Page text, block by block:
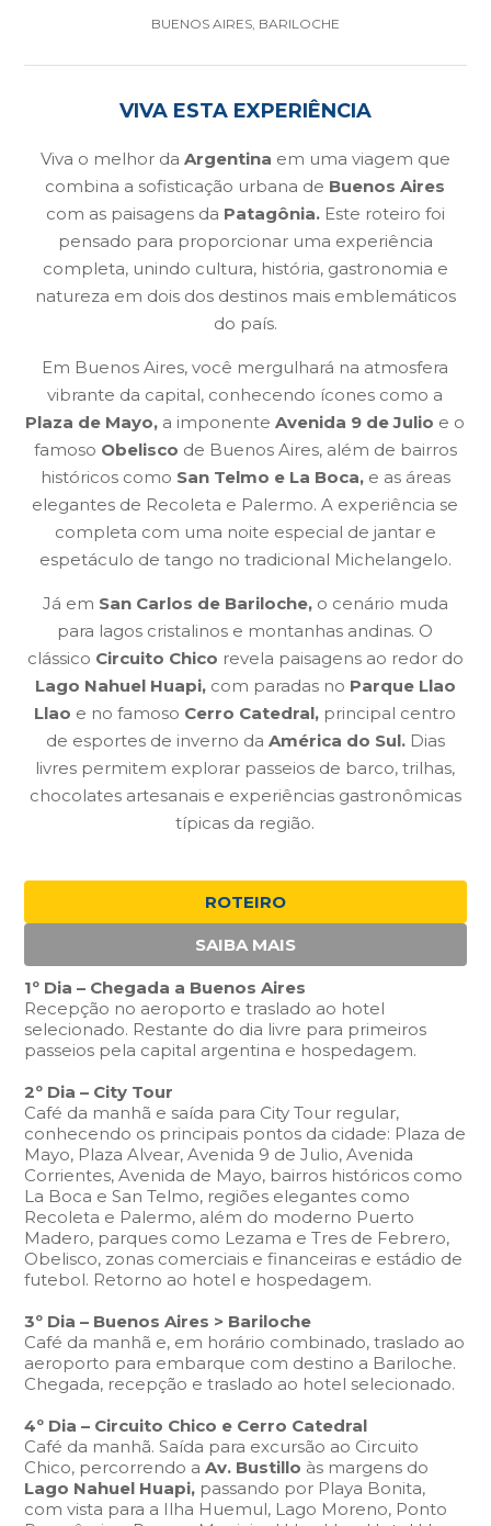
BUENOS AIRES, BARILOCHE
VIVA ESTA EXPERIÊNCIA
Viva o melhor da Argentina em uma viagem que
combina a sofisticação urbana de Buenos Aires
com as paisagens da Patagônia.Este roteiro foi
pensado para proporcionar uma experiência
completa, unindo cultura, história, gastronomia e
natureza em dois dos destinos mais emblemáticos
do país.
Em Buenos Aires, você mergulhará na atmosfera
vibrante da capital, conhecendo ícones como a
Plaza de Mayo, a imponenteAvenida 9 de Julio e o
famoso Obelisco de Buenos Aires, além de bairros
históricos como San Telmo e La Boca,e as áreas
elegantes de Recoleta e Palermo. A experiência se
completa com uma noite especial de jantar e
espetáculo de tango no tradicional Michelangelo.
Já em San Carlos de Bariloche, o cenário muda
para lagos cristalinos e montanhas andinas. O
clássico Circuito Chico revela paisagens ao redor do
Lago Nahuel Huapi, com paradas no Parque Llao
Llao e no famoso Cerro Catedral, principal centro
de esportes de inverno da América do Sul. Dias
livres permitem explorar passeios de barco, trilhas,
chocolates artesanais e experiências gastronômicas
típicas da região.
ROTEIRO
SAIBA MAIS
1º Dia – Chegada a Buenos Aires
Recepção no aeroporto e traslado ao hotel
selecionado. Restante do dia livre para primeiros
passeios pela capital argentina e hospedagem.
2º Dia – City Tour
Café da manhã e saída para City Tour regular,
conhecendo os principais pontos da cidade: Plaza de
Mayo, Plaza Alvear, Avenida 9 de Julio, Avenida
Corrientes, Avenida de Mayo, bairros históricos como
La Boca e San Telmo, regiões elegantes como
Recoleta e Palermo, além do moderno Puerto
Madero, parques como Lezama e Tres de Febrero,
Obelisco, zonas comerciais e financeiras e estádio de
futebol. Retorno ao hotel e hospedagem.
3º Dia – Buenos Aires > Bariloche
Café da manhã e, em horário combinado, traslado ao
aeroporto para embarque com destino a Bariloche.
Chegada, recepção e traslado ao hotel selecionado.
4º Dia – Circuito Chico e Cerro Catedral
Café da manhã. Saída para excursão ao Circuito
Chico, percorrendo aAv. Bustillo às margens do
Lago Nahuel Huapi, passando por Playa Bonita,
com vista para a Ilha Huemul, Lago Moreno, Ponto